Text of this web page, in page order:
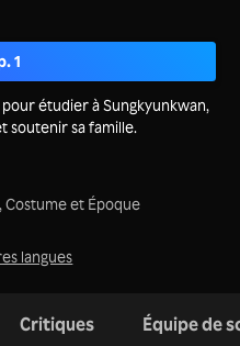
1
étudier à Sungkyunkwan,
soutenir sa famille.
Costume et Époque
langues
Critiques Équipe de